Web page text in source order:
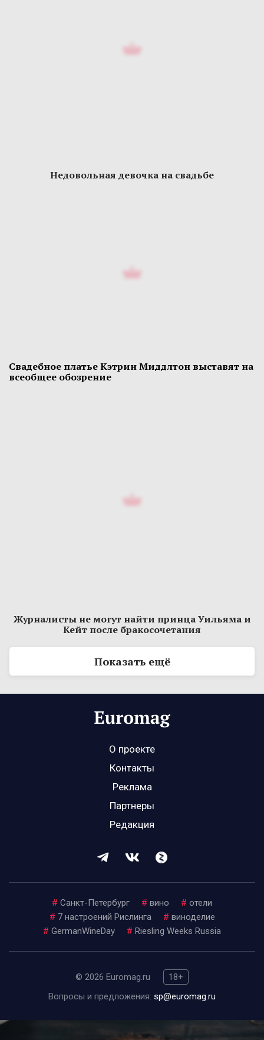
Недовольная девочка на свадьбе
Свадебное платье Кэтрин Миддлтон выставят на
всеобщее обозрение
Журналисты не могут найти принца Уильяма и
Кейт после бракосочетания
Показать ещё
О проекте
Контакты
Реклама
Партнеры
Редакция
# Санкт-Петербург # вино # отели
# 7 настроений Рислинга # виноделие
# GermanWineDay # Riesling Weeks Russia
© 2026 Euromag.ru
18+
Вопросы и предложения: sp@euromag.ru